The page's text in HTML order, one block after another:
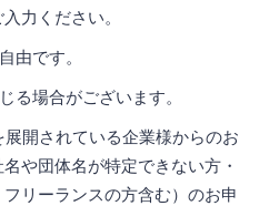
力ください。
由です。
る場合がございます。
開されている企業様からのお
や団体名が特定できない方・
リーランスの方含む）のお申